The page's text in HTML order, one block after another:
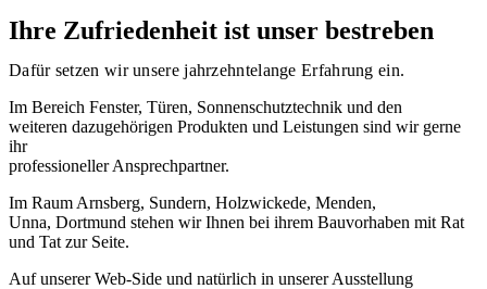
Ihre Zufriedenheit ist unser bestreben
Dafür setzen wir unsere jahrzehntelange Erfahrung ein.
Im Bereich Fenster, Türen, Sonnenschutztechnik und den
weiteren dazugehörigen Produkten und Leistungen sind wir gerne
ihr
professioneller Ansprechpartner.
Im Raum Arnsberg, Sundern, Holzwickede, Menden,
Unna, Dortmund stehen wir Ihnen bei ihrem Bauvorhaben mit Rat
und Tat zur Seite.
Auf unserer Web-Side und natürlich in unserer Ausstellung